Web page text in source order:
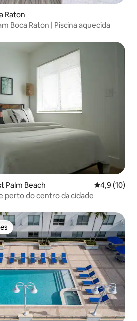
Raton
Boca Raton | Piscina aquecida
Palm Beach 4,9 de uma
4,9 (10)
perto do centro da cidade